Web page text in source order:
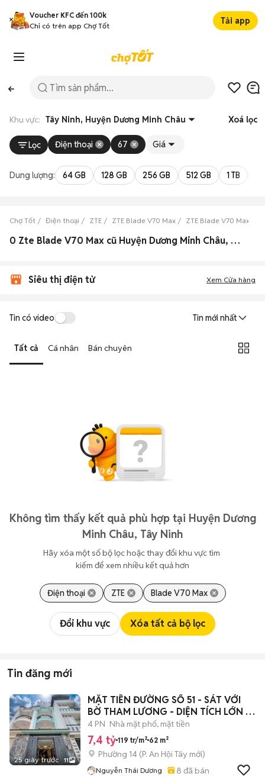
Voucher KFC đến 100k
Chỉ có trên app Chợ Tốt
Tải app
Khu vực: Tây Ninh, Huyện Dương Minh Châu Xoá lọc
Lọc Điện thoại 67 Giá
Dung lượng: 64 GB 128 GB 256 GB 512 GB 1 TB
Chợ Tốt Điện thoại ZTE ZTE Blade V70 Max ZTE Blade V70 Max
0 Zte Blade V70 Max cũ Huyện Dương Minh Châu, Tây Ninh đẹp
Siêu thị điện tử Xem Cửa hàng
Tin có video Tin mới nhất
Tất cả Cá nhân Bán chuyên
Không tìm thấy kết quả phù hợp tại Huyện Dương
Minh Châu, Tây Ninh
Hãy xóa một số bộ lọc hoặc thay đổi khu vực tìm
kiếm để xem nhiều kết quả hơn
Điện thoại ZTE Blade V70 Max
Đổi khu vực Xóa tất cả bộ lọc
Tin đăng mới
25 giây trước 11
MẶT TIỀN ĐƯỜNG SỐ 51 - SÁT VỚI
BỜ THAM LƯƠNG - DIỆN TÍCH LỚN -
HXH
4 PN Nhà mặt phố, mặt tiền
7,4 tỷ 119 tr/m² 62 m²
Phường 14 (P. An Hội Tây mới)
Nguyễn Thái Dương 8 đã bán